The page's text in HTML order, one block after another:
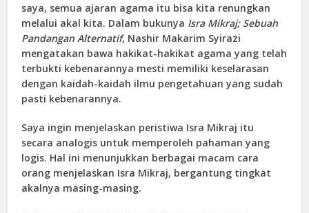
saya, semua ajaran agama itu bisa kita renungkan
melalui akal kita. Dalam bukunya Isra Mikraj; Sebuah
Pandangan Alternatif, Nashir Makarim Syirazi
mengatakan bawa hakikat-hakikat agama yang telah
terbukti kebenarannya mesti memiliki keselarasan
dengan kaidah-kaidah ilmu pengetahuan yang sudah
pasti kebenarannya.
Saya ingin menjelaskan peristiwa Isra Mikraj itu
secara analogis untuk memperoleh pahaman yang
logis. Hal ini menunjukkan berbagai macam cara
orang menjelaskan Isra Mikraj, bergantung tingkat
akalnya masing-masing.